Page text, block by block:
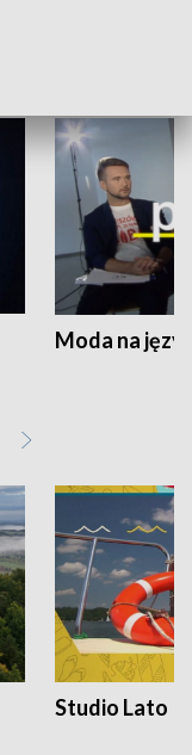
Moda na
Studio Lato